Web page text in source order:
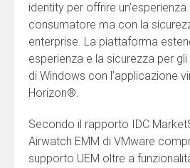
identity per offrire
consumatore ma con la
enterprise. La piattaforma
esperienza e la sicurezza per
di Windows con l’applicazione
Horizon®.
Secondo il rapporto IDC
Airwatch EMM di VMware
supporto UEM oltre a